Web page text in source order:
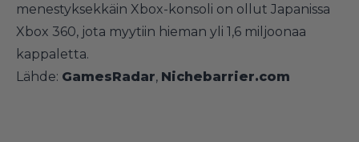
menestyksekkäin Xbox-konsoli on ollut Japanissa
Xbox 360, jota myytiin hieman yli 1,6 miljoonaa
kappaletta.
Lähde: GamesRadar, Nichebarrier.com